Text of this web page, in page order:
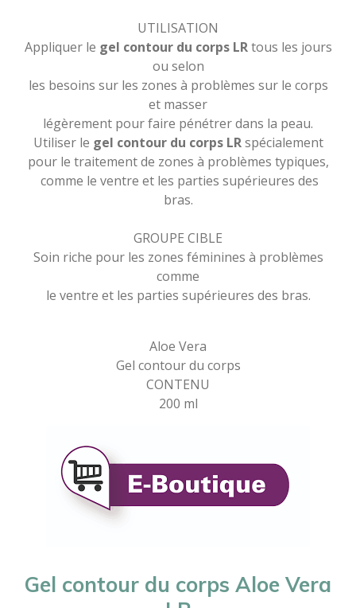
UTILISATION
Appliquer le gel contour du corps LRtous les jours
ou selon
les besoins sur les zones à problèmes sur le corps
et masser
légèrement pour faire pénétrer dans la peau.
Utiliser le gel contour du corps LRspécialement
pour le traitement de zones à problèmes typiques,
comme le ventre et les parties supérieures des
bras.
GROUPE CIBLE
Soin riche pour les zones féminines à problèmes
comme
le ventre et les parties supérieures des bras.
Aloe Vera
Gel contour du corps
CONTENU
200 ml
Gel contour du corps Aloe Vera